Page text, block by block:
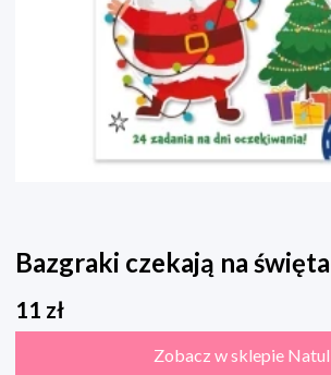
Bazgraki czekają na
11 zł
Zobacz w sklepie